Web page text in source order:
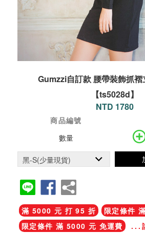
Gumzzi自訂款 腰帶裝飾抓
【ts5028d】
NTD 1780
商品編號
數量
滿 5000 元 打 95 折
限定條件
限定條件 滿 5000 元 免運費
...